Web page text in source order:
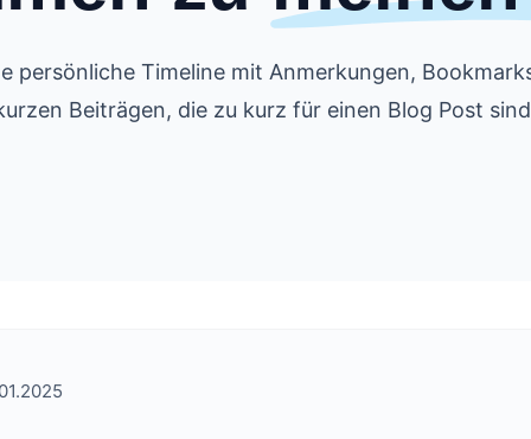
persönliche Timeline mit Anmerkungen,
Beiträgen, die zu kurz für einen Blog Post